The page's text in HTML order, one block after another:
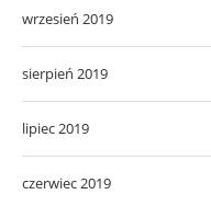
wrzesień 2019
sierpień 2019
lipiec 2019
czerwiec 2019